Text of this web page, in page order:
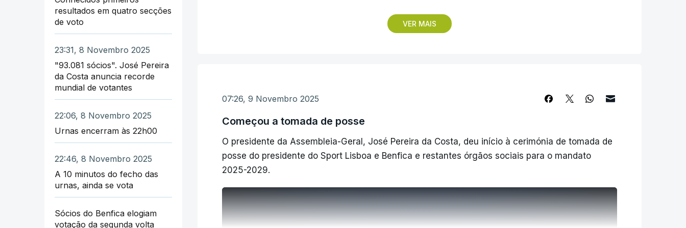
resultados em quatro secções
de voto
23:31, 8 Novembro 2025
"93.081 sócios". José Pereira
da Costa anuncia recorde
mundial de votantes
22:06, 8 Novembro 2025
Urnas encerram às 22h00
22:46, 8 Novembro 2025
A 10 minutos do fecho das
urnas, ainda se vota
Sócios do Benfica elogiam
votação da segunda volta
O presidente do Benfica não tem dúvidas de que foi um "voto de confiança" por parte dos
VER MAIS
ESTE CONTEÚDO ESTÁ NESTE MOMENTO INDISPONÍVEL
07:26, 9 Novembro 2025
Começou a tomada de posse
O presidente da Assembleia-Geral, José Pereira da Costa, deu início à cerimónia de tomada de
posse do presidente do Sport Lisboa e Benfica e restantes órgãos sociais para o mandato
2025-2029.